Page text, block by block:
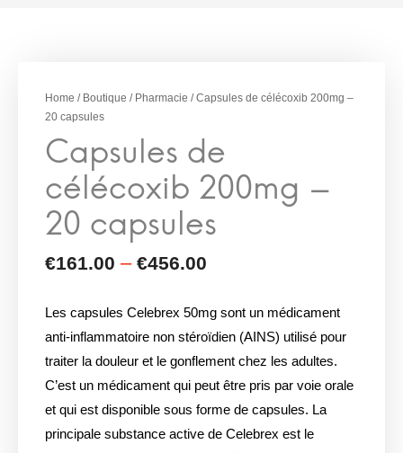
Home / Boutique / Pharmacie / Capsules de célécoxib 200mg –
20 capsules
célécoxib 200mg –
20 capsules
Les capsules Celebrex 50mg sont un médicament
anti-inflammatoire non stéroïdien (AINS) utilisé pour
traiter la douleur et le gonflement chez les adultes.
C’est un médicament qui peut être pris par voie orale
et qui est disponible sous forme de capsules. La
principale substance active de Celebrex est le